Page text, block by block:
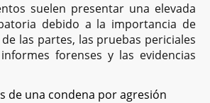
suelen presentar una elevada
debido a la importancia de
las partes, las pruebas periciales
forenses y las evidencias
de una condena por agresión